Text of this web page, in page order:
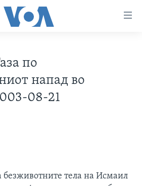
- АРХИВА
по
напад во
08-21
безживотните тела на Исмаил